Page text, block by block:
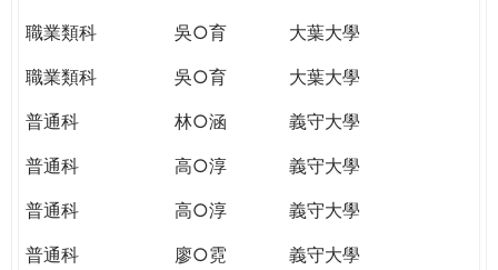
職業類科
吳○育
大葉大學
職業類科
吳○育
大葉大學
普通科
林○涵
義守大學
普通科
高○淳
義守大學
普通科
高○淳
義守大學
普通科
廖○霓
義守大學